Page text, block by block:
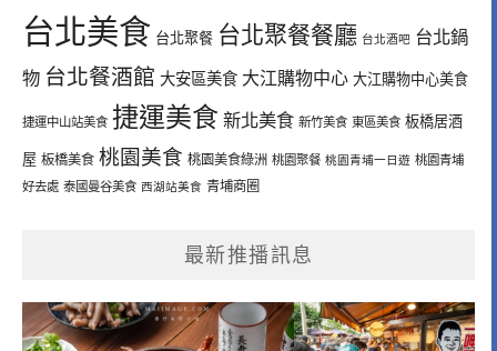
台北美食 台北聚餐 台北聚餐餐廳 台北酒吧 台北鍋
物 台北餐酒館 大安區美食 大江購物中心 大江購物中心美食
捷運中山站美食 捷運美食 新北美食 新竹美食 東區美食 板橋居酒
屋 板橋美食 桃園美食 桃園美食綠洲 桃園聚餐 桃園青埔一日遊 桃園青埔
好去處 泰國曼谷美食 西湖站美食 青埔商圈
最新推播訊息